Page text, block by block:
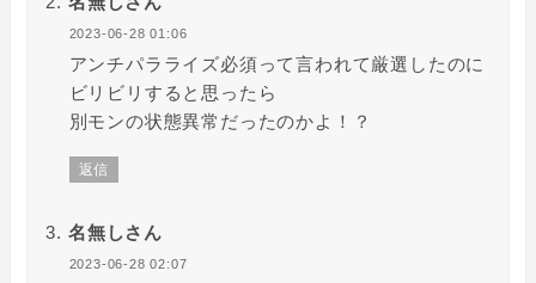
2023-06-28 01:06
アンチパラライズ必須って言われて厳選したのに
ビリビリすると思ったら
別モンの状態異常だったのかよ！？
返信
名無しさん
2023-06-28 02:07